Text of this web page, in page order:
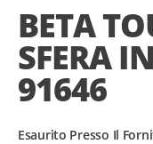
beginning
of
the
images
gallery
BETA
SFERA
91646
Esaurito Presso Il